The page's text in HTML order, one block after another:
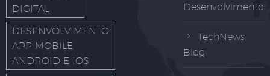
DIGITAL
DESENVOLVIMENTO
APP MOBILE
ANDROID E IOS
Desenvolvimento
TechNews
Blog